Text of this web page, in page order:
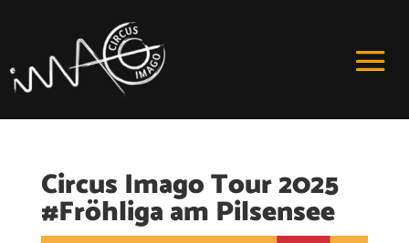
Circus Imago Tour 2025
#Fröhliga am Pilsensee